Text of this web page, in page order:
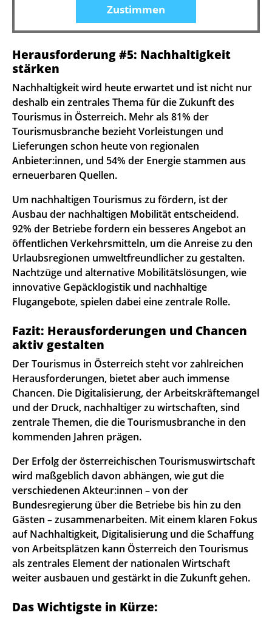
Zustimmen
Herausforderung #5: Nachhaltigkeit
stärken
Nachhaltigkeit wird heute erwartet und ist nicht nur
deshalb ein zentrales Thema für die Zukunft des
Tourismus in Österreich. Mehr als 81% der
Tourismusbranche bezieht Vorleistungen und
Lieferungen schon heute von regionalen
Anbieter:innen, und 54% der Energie stammen aus
erneuerbaren Quellen.
Um nachhaltigen Tourismus zu fördern, ist der
Ausbau der nachhaltigen Mobilität entscheidend.
92% der Betriebe fordern ein besseres Angebot an
öffentlichen Verkehrsmitteln, um die Anreise zu den
Urlaubsregionen umweltfreundlicher zu gestalten.
Nachtzüge und alternative Mobilitätslösungen, wie
innovative Gepäcklogistik und nachhaltige
Flugangebote, spielen dabei eine zentrale Rolle.
Fazit: Herausforderungen und Chancen
aktiv gestalten
Der Tourismus in Österreich steht vor zahlreichen
Herausforderungen, bietet aber auch immense
Chancen. Die Digitalisierung, der Arbeitskräftemangel
und der Druck, nachhaltiger zu wirtschaften, sind
zentrale Themen, die die Tourismusbranche in den
kommenden Jahren prägen.
Der Erfolg der österreichischen Tourismuswirtschaft
wird maßgeblich davon abhängen, wie gut die
verschiedenen Akteur:innen – von der
Bundesregierung über die Betriebe bis hin zu den
Gästen – zusammenarbeiten. Mit einem klaren Fokus
auf Nachhaltigkeit, Digitalisierung und die Schaffung
von Arbeitsplätzen kann Österreich den Tourismus
als zentrales Element der nationalen Wirtschaft
weiter ausbauen und gestärkt in die Zukunft gehen.
Das Wichtigste in Kürze: